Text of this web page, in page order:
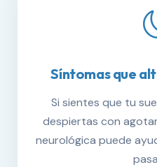
Síntomas que
Si sientes que tu
despiertas con
neurológica puede